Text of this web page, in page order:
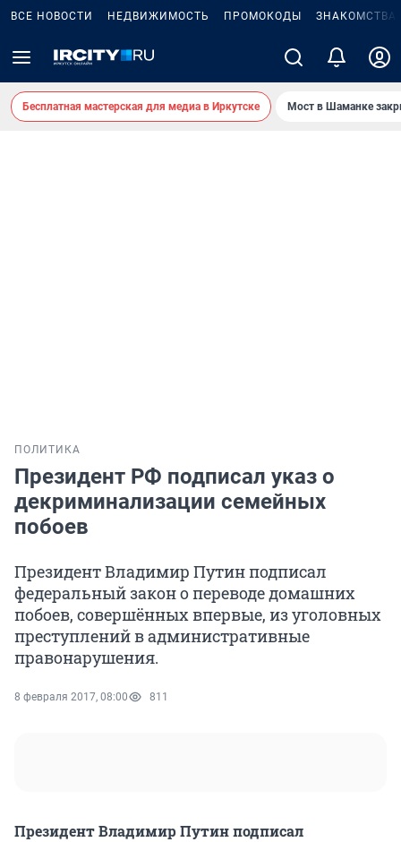
ВСЕ НОВОСТИ НЕДВИЖИМОСТЬ ПРОМОКОДЫ ЗНАКОМСТВА
Бесплатная мастерская для медиа в Иркутске Мост в Шаманке
ПОЛИТИКА
Президент РФ подписал указ о
декриминализации семейных
побоев
Президент Владимир Путин подписал
федеральный закон о переводе домашних
побоев, совершённых впервые, из уголовных
преступлений в административные
правонарушения.
8 февраля 2017, 08:00 811
Президент Владимир Путин подписал